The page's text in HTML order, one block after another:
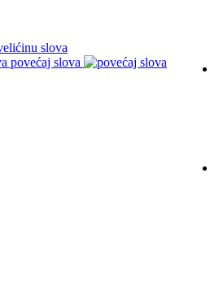
slova
povećaj slova